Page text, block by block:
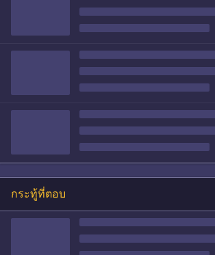
กระทู้ที่ตอบ